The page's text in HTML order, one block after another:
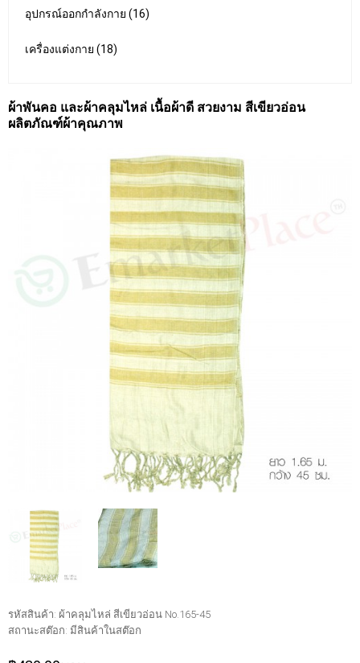
อุปกรณ์ออกกำลังกาย (16)
เครื่องแต่งกาย (18)
ผ้าพันคอ และผ้าคลุมไหล่ เนื้อผ้าดี สวยงาม สีเขียวอ่อน
ผลิตภัณฑ์ผ้าคุณภาพ
รหัสสินค้า: ผ้าคลุมไหล่ สีเขียวอ่อน No.165-45
สถานะสต๊อก: มีสินค้าในสต๊อก